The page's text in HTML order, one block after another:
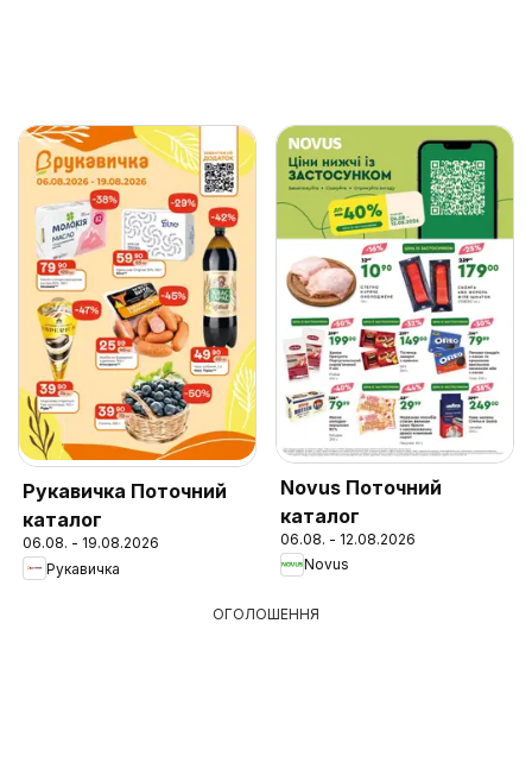
Рукавичка Поточний
каталог
06.08. - 19.08.2026
Рукавичка
Novus Поточний
каталог
06.08. - 12.08.2026
Novus
ОГОЛОШЕННЯ